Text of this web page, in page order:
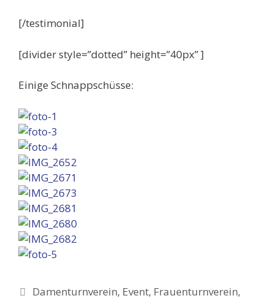
[/testimonial]
[divider style=”dotted” height=”40px” ]
Einige Schnappschüsse:
Kategorien
Damenturnverein, Event, Frauenturnverein,